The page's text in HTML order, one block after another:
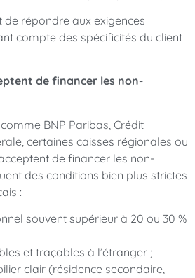
de répondre aux exigences
compte des spécificités du client
de financer les non-
BNP Paribas, Crédit
certaines caisses régionales ou
de financer les non-
des conditions bien plus strictes
:
souvent supérieur à 20 ou 30 %
et traçables à l’étranger ;
clair (résidence secondaire,